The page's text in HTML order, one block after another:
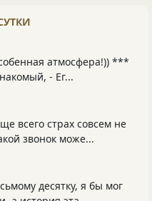
атмосфера!)) ***
- Ег...
всего страх совсем не
звонок може...
десятку, я бы мог